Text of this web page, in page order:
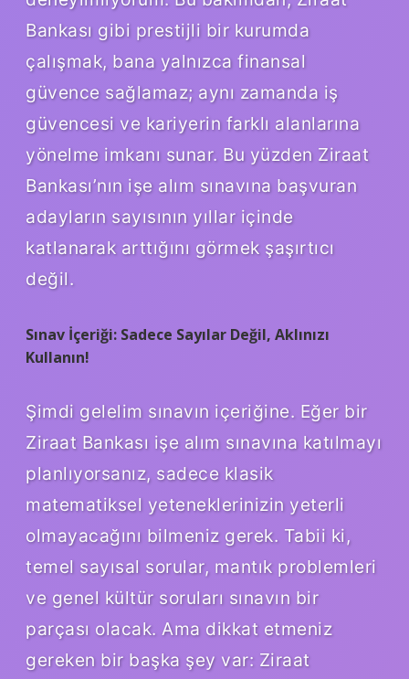
Bankası gibi prestijli bir kurumda
çalışmak, bana yalnızca finansal
güvence sağlamaz; aynı zamanda iş
güvencesi ve kariyerin farklı alanlarına
yönelme imkanı sunar. Bu yüzden Ziraat
Bankası’nın işe alım sınavına başvuran
adayların sayısının yıllar içinde
katlanarak arttığını görmek şaşırtıcı
değil.
Sınav İçeriği: Sadece Sayılar Değil, Aklınızı
Kullanın!
Şimdi gelelim sınavın içeriğine. Eğer bir
Ziraat Bankası işe alım sınavına katılmayı
planlıyorsanız, sadece klasik
matematiksel yeteneklerinizin yeterli
olmayacağını bilmeniz gerek. Tabii ki,
temel sayısal sorular, mantık problemleri
ve genel kültür soruları sınavın bir
parçası olacak. Ama dikkat etmeniz
gereken bir başka şey var: Ziraat